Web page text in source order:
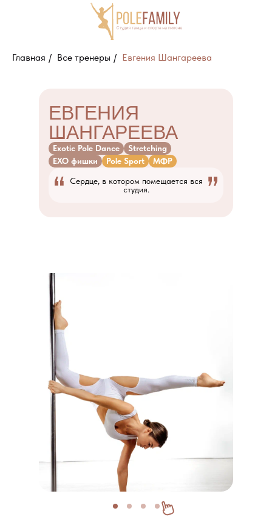
Главная / Все тренеры / Евгения Шангареева
ЕВГЕНИЯ
ШАНГАРЕЕВА
Exotic Pole Dance
Stretching
EXO фишки
Pole Sport МФР
Сердце, в котором помещается вся
студия.